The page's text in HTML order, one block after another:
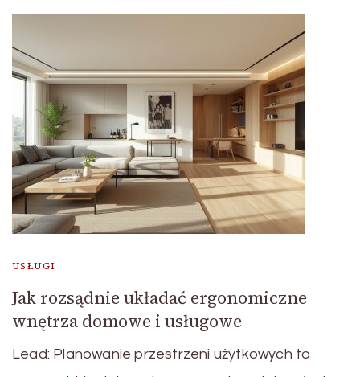
USŁUGI
Jak rozsądnie układać ergonomiczne
wnętrza domowe i usługowe
Lead: Planowanie przestrzeni użytkowych to